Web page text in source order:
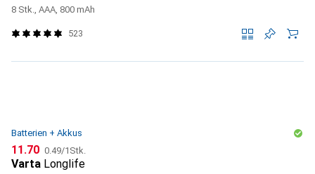
8 Stk., AAA, 800 mAh
523
Batterien + Akkus
CHF
11.70 CHF
0.49/1Stk.
Varta Longlife